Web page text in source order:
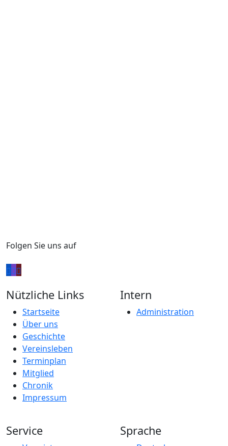
Beitragsordnung
Download
Satzung
Download
Folgen Sie uns auf
Nützliche Links
Startseite
Über uns
Geschichte
Vereinsleben
Terminplan
Mitglied
Chronik
Impressum
Intern
Administration
Service Sprache